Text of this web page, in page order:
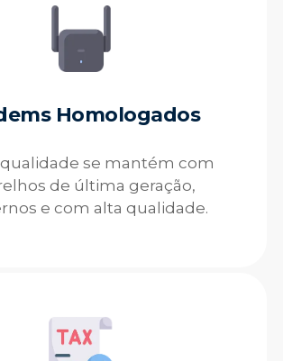
Homologados
qualidade se mantém com
de última geração,
e com alta qualidade.